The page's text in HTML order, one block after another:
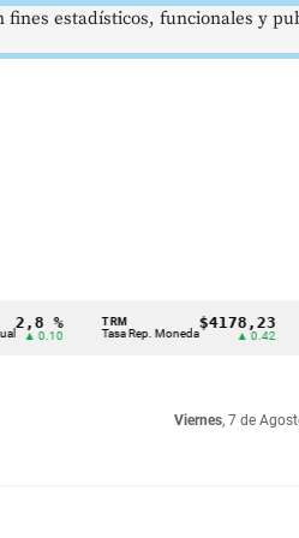
%
Tasa Rep. Moneda
$4178,23
▲ 0.42
Viernes, 7 de
estadísticos, funcionales y